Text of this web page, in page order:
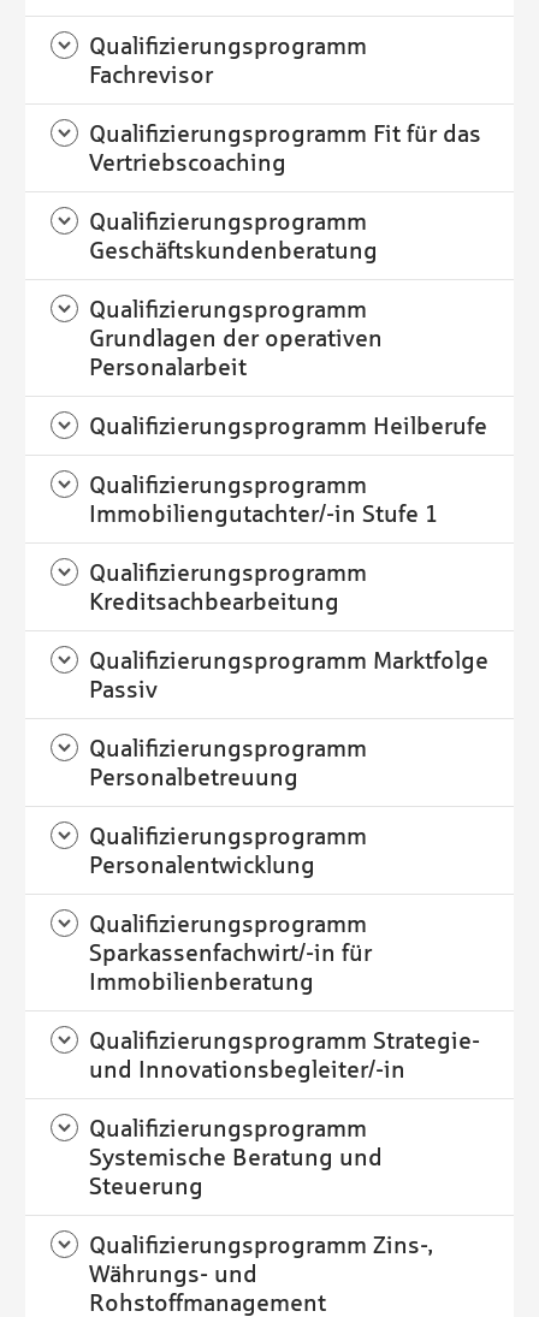
Qualifizierungsprogramm
Fachrevisor
Qualifizierungsprogramm Fit für das
Vertriebscoaching
Qualifizierungsprogramm
Geschäftskundenberatung
Qualifizierungsprogramm
Grundlagen der operativen
Personalarbeit
Qualifizierungsprogramm Heilberufe
Qualifizierungsprogramm
Immobiliengutachter/-in Stufe 1
Qualifizierungsprogramm
Kreditsachbearbeitung
Qualifizierungsprogramm Marktfolge
Passiv
Qualifizierungsprogramm
Personalbetreuung
Qualifizierungsprogramm
Personalentwicklung
Qualifizierungsprogramm
Sparkassenfachwirt/-in für
Immobilienberatung
Qualifizierungsprogramm Strategie-
und Innovationsbegleiter/-in
Qualifizierungsprogramm
Systemische Beratung und
Steuerung
Qualifizierungsprogramm Zins-,
Währungs- und
Rohstoffmanagement